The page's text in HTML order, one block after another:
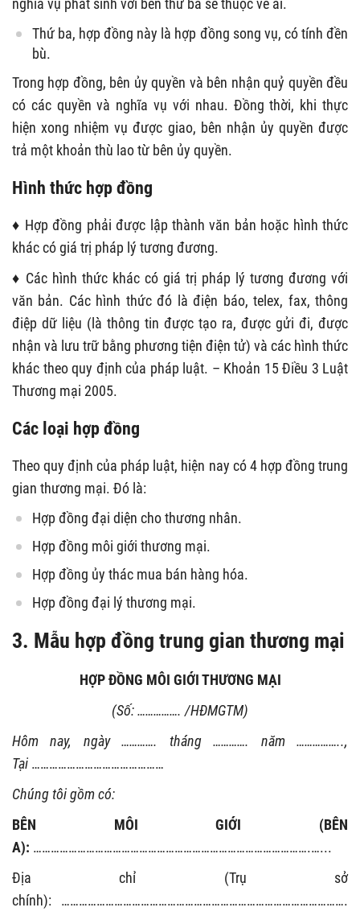
nghĩa vụ phát sinh với bên thứ ba sẽ thuộc về ai.
Thứ ba, hợp đồng này là hợp đồng song vụ, có tính đền
bù.
Trong hợp đồng, bên ủy quyền và bên nhận quỷ quyền đều
có các quyền và nghĩa vụ với nhau. Đồng thời, khi thực
hiện xong nhiệm vụ được giao, bên nhận ủy quyền được
trả một khoản thù lao từ bên ủy quyền.
Hình thức hợp đồng
♦ Hợp đồng phải được lập thành văn bản hoặc hình thức
khác có giá trị pháp lý tương đương.
♦ Các hình thức khác có giá trị pháp lý tương đương với
văn bản. Các hình thức đó là điện báo, telex, fax, thông
điệp dữ liệu (là thông tin được tạo ra, được gửi đi, được
nhận và lưu trữ bằng phương tiện điện tử) và các hình thức
khác theo quy định của pháp luật. – Khoản 15 Điều 3 Luật
Thương mại 2005.
Các loại hợp đồng
Theo quy định của pháp luật, hiện nay có 4 hợp đồng trung
gian thương mại. Đó là:
Hợp đồng đại diện cho thương nhân.
Hợp đồng môi giới thương mại.
Hợp đồng ủy thác mua bán hàng hóa.
Hợp đồng đại lý thương mại.
3. Mẫu hợp đồng trung gian thương mại
HỢP ĐỒNG MÔI GIỚI THƯƠNG MẠI
(Số: ……………. /HĐMGTM)
Hôm nay, ngày …………. tháng …………. năm ……………..,
Tại ………………………………………
Chúng tôi gồm có:
BÊN MÔI GIỚI (BÊN
A): ………………………………………………………………………………….…...
Địa chỉ (Trụ sở
chính): …………………………………………………………………………………….